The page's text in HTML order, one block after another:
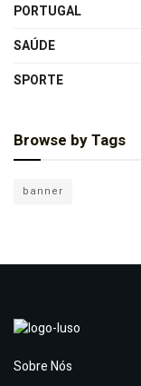
PORTUGAL
SAÚDE
SPORTE
Browse by Tags
banner
Sobre Nós